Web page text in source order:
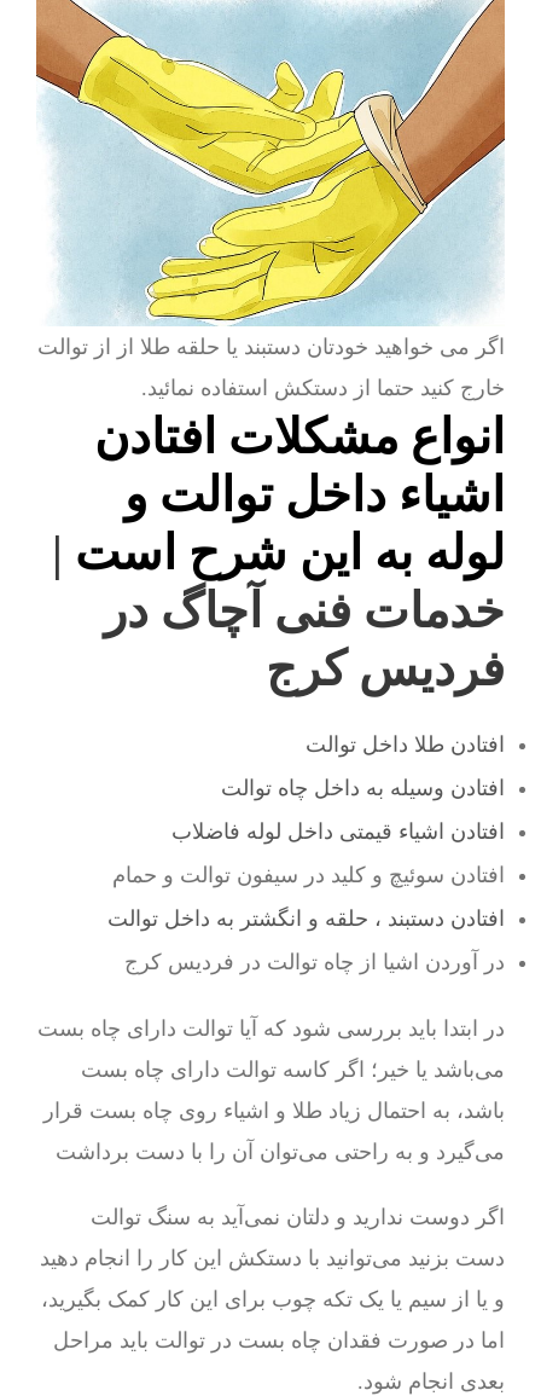
اگر می خواهید خودتان دستبند یا حلقه طلا از از توالت
خارج کنید حتما از دستکش استفاده نمائید.
انواع مشکلات افتادن
اشیاء داخل توالت و
لوله به این شرح است |
خدمات فنی آچاگ در
فردیس کرج
افتادن طلا داخل توالت
افتادن وسیله به داخل چاه توالت
افتادن اشیاء قیمتی داخل لوله فاضلاب
افتادن سوئیچ و کلید در سیفون توالت و حمام
افتادن دستبند ، حلقه و انگشتر به داخل توالت
در آوردن اشیا از چاه توالت در فردیس کرج
در ابتدا باید بررسی شود که آیا توالت دارای چاه بست
می‌باشد یا خیر؛ اگر کاسه توالت دارای چاه بست
باشد، به احتمال زیاد طلا و اشیاء روی چاه بست قرار
می‌گیرد و به راحتی می‌توان آن را با دست برداشت
اگر دوست ندارید و دلتان نمی‌آید به سنگ توالت
دست بزنید می‌توانید با دستکش این کار را انجام دهید
و یا از سیم یا یک تکه چوب برای این کار کمک بگیرید،
اما در صورت فقدان چاه بست در توالت باید مراحل
بعدی انجام شود.